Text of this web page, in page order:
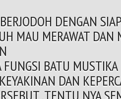
DENGAN
MAU MERAWAT DAN
BATU
DAN